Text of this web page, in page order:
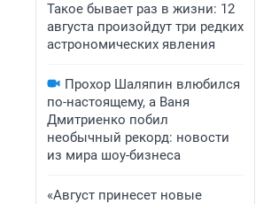
Такое бывает раз в жизни: 12
августа произойдут три редких
астрономических явления
Прохор Шаляпин влюбился
по-настоящему, а Ваня
Дмитриенко побил
необычный рекорд: новости
из мира шоу-бизнеса
«Август принесет новые